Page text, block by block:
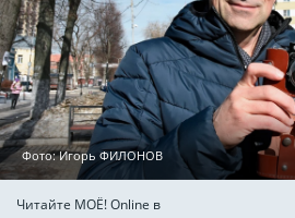
Фото: Игорь ФИЛОНОВ
Читайте МОЁ! Online в